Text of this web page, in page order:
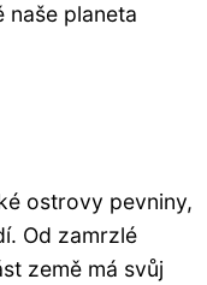
naše planeta
ostrovy pevniny,
Od zamrzlé
země má svůj